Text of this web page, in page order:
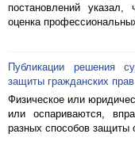
постановлений
оценка
Публикации решения
защиты гражданских прав
Физическое или
или оспариваются,
разных способов защиты